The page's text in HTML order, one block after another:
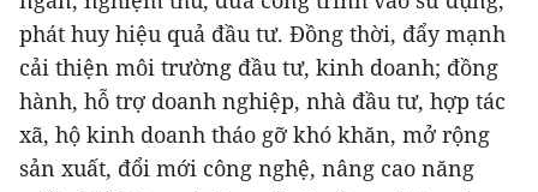
phát huy hiệu quả đầu tư. Đồng thời, đẩy mạnh
cải thiện môi trường đầu tư, kinh doanh; đồng
hành, hỗ trợ doanh nghiệp, nhà đầu tư, hợp tác
xã, hộ kinh doanh tháo gỡ khó khăn, mở rộng
sản xuất, đổi mới công nghệ, nâng cao năng